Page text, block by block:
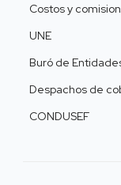
Costos y
UNE
Buró de
Despachos de
CONDUSEF